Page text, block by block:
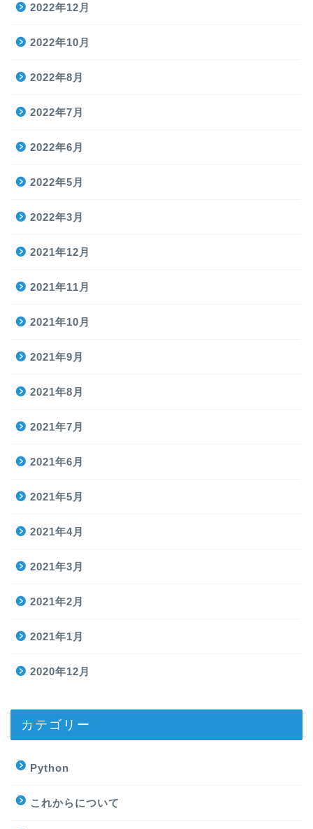
2022年12月
2022年10月
2022年8月
2022年7月
2022年6月
2022年5月
2022年3月
2021年12月
2021年11月
2021年10月
2021年9月
2021年8月
2021年7月
2021年6月
2021年5月
2021年4月
2021年3月
2021年2月
2021年1月
2020年12月
カテゴリー
Python
これからについて